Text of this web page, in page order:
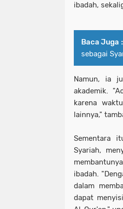
ibadah,
Baca Juga :
sebagai
Namun, ia
akademik.
karena
lainnya,"
Sementara
Syariah,
ibadah.
dalam
dapat